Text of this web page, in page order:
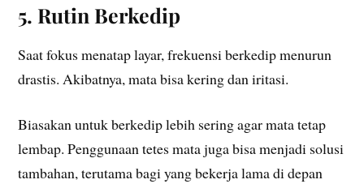
5. Rutin Berkedip
Saat fokus menatap layar, frekuensi berkedip menurun
drastis. Akibatnya, mata bisa kering dan iritasi.
Biasakan untuk berkedip lebih sering agar mata tetap
lembap. Penggunaan tetes mata juga bisa menjadi solusi
tambahan, terutama bagi yang bekerja lama di depan